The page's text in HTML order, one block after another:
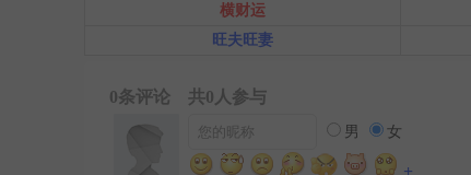
横财运
旺夫旺妻